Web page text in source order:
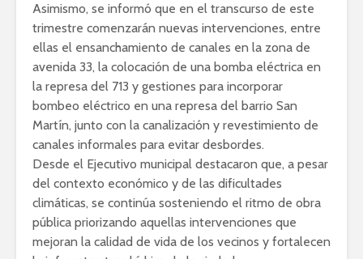
Asimismo, se informó que en el transcurso de este
trimestre comenzarán nuevas intervenciones, entre
ellas el ensanchamiento de canales en la zona de
avenida 33, la colocación de una bomba eléctrica en
la represa del 713 y gestiones para incorporar
bombeo eléctrico en una represa del barrio San
Martín, junto con la canalización y revestimiento de
canales informales para evitar desbordes.
Desde el Ejecutivo municipal destacaron que, a pesar
del contexto económico y de las dificultades
climáticas, se continúa sosteniendo el ritmo de obra
pública priorizando aquellas intervenciones que
mejoran la calidad de vida de los vecinos y fortalecen